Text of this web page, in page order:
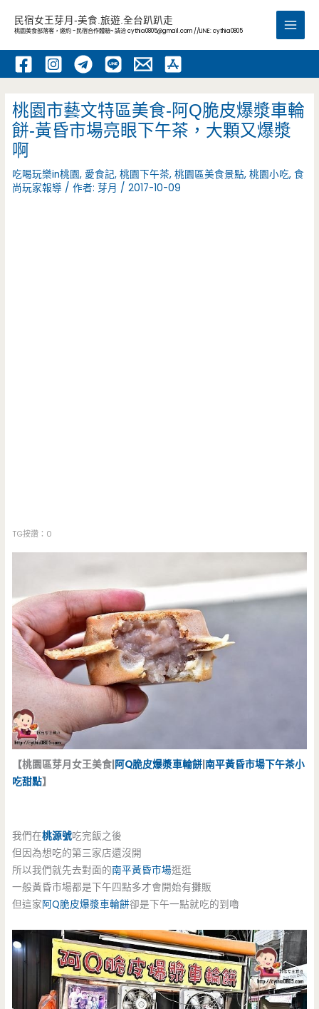
內
民宿女王芽月-美食.旅遊.全台趴趴走
桃園美食部落客，邀約 -民宿合作體驗~ 請洽cythia0805@gmail.com //LINE: cythia0805
Main
桃園市藝文特區美食-阿Q脆皮爆漿車輪
餅-黃昏市場亮眼下午茶，大顆又爆漿
啊
吃喝玩樂in桃園, 愛食記,桃園下午茶,桃園區美食景點,桃園小吃,食
尚玩家報導 / 作者:芽月 /2017-10-09
TG按讚：0
【桃園區芽月女王美食| 阿Q脆皮爆漿車輪餅 |南平黃昏市場下午茶小
吃甜點】
我們在桃源號吃完飯之後
但因為想吃的第三家店還沒開
所以我們就先去對面的南平黃昏市場逛逛
一般黃昏市場都是下午四點多才會開始有攤販
但這家阿Q脆皮爆漿車輪餅卻是下午一點就吃的到嚕